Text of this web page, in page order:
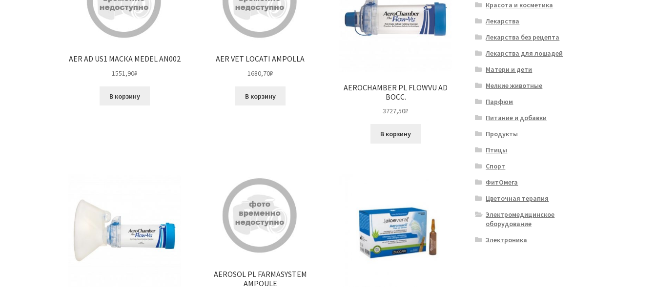
AER AD US1 МАСКА MEDEL AN002
1551,90₽
В корзину
AER VET LOCATI AMPOLLA
1680,70₽
В корзину
AEROCHAMBER PL FLOWVU AD
BOCC.
3727,50₽
В корзину
AEROSOL PL FARMASYSTEM
AMPOULE
Красота и косметика
Лекарства
Лекарства без рецепта
Лекарства для лошадей
Матери и дети
Мелкие животные
Парфюм
Питание и добавки
Продукты
Птицы
Спорт
ФитОмега
Цветочная терапия
Электромедицинское
оборудование
Электроника